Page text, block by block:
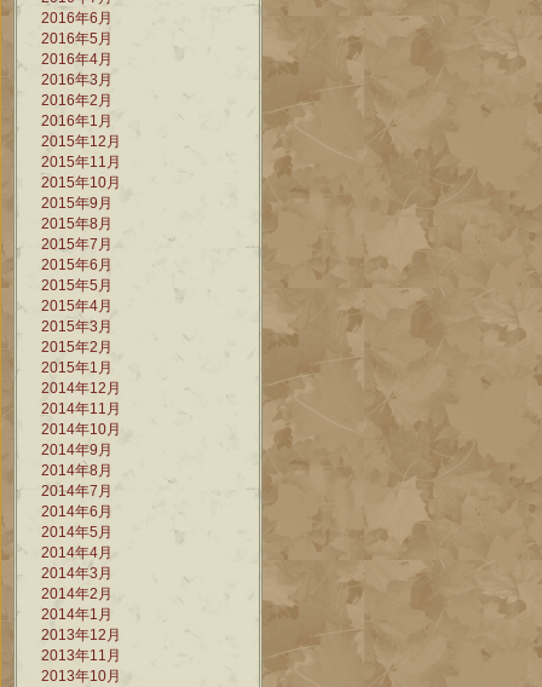
2016年6月
2016年5月
2016年4月
2016年3月
2016年2月
2016年1月
2015年12月
2015年11月
2015年10月
2015年9月
2015年8月
2015年7月
2015年6月
2015年5月
2015年4月
2015年3月
2015年2月
2015年1月
2014年12月
2014年11月
2014年10月
2014年9月
2014年8月
2014年7月
2014年6月
2014年5月
2014年4月
2014年3月
2014年2月
2014年1月
2013年12月
2013年11月
2013年10月